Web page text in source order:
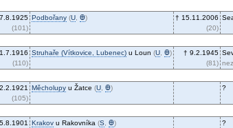
(101)
Podbořany (U Ꚛ)
† 15.11.2006
(20)
(110)
Struhaře (Vítkovice, Lubenec) u Loun (U Ꚛ)
† 9.2.1945
(81)
(105)
Měcholupy u Žatce (U Ꚛ) ?
Krakov u Rakovníka (S Ꚛ) ?